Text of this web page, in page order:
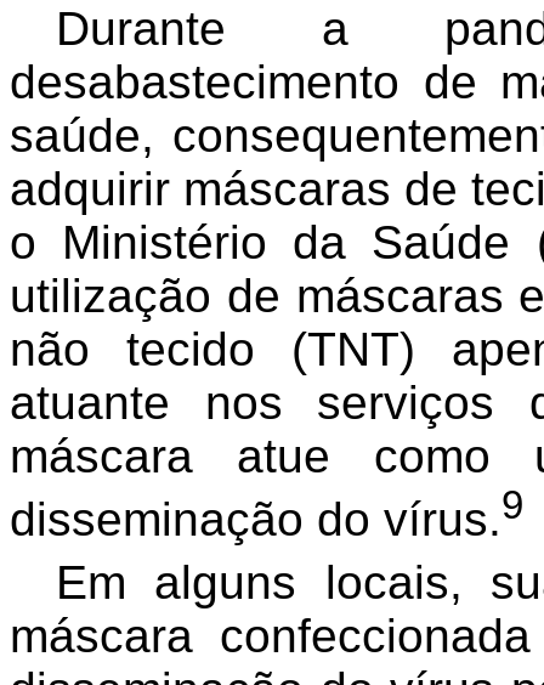
Durante a
desabastecimento de
saúde,
adquirir máscaras de
o Ministério da Saúde
utilização de máscaras
não tecido (TNT)
atuante nos
máscara atue como
disseminação do vírus.9
Em alguns locais,
máscara